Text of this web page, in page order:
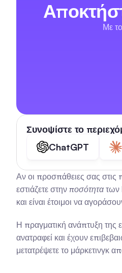
Συνοψίστε το
ChatGPT
Αν οι προσπάθειες σας στις
εστιάζετε στην ποσότητα των
και είναι έτοιμοι να
Η πραγματική ανάπτυξη της
ανατραφεί και έχουν
μετατρέψετε το μάρκετινγκ
Με